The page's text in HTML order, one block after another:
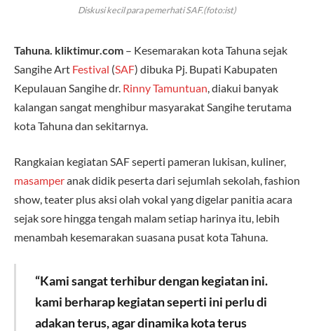
Diskusi kecil para pemerhati SAF.(foto:ist)
Tahuna. kliktimur.com – Kesemarakan kota Tahuna sejak
Sangihe Art Festival (SAF) dibuka Pj. Bupati Kabupaten
Kepulauan Sangihe dr. Rinny Tamuntuan, diakui banyak
kalangan sangat menghibur masyarakat Sangihe terutama
kota Tahuna dan sekitarnya.
Rangkaian kegiatan SAF seperti pameran lukisan, kuliner,
masamperanak didik peserta dari sejumlah sekolah, fashion
show, teater plus aksi olah vokal yang digelar panitia acara
sejak sore hingga tengah malam setiap harinya itu, lebih
menambah kesemarakan suasana pusat kota Tahuna.
“Kami sangat terhibur dengan kegiatan ini.
kami berharap kegiatan seperti ini perlu di
adakan terus, agar dinamika kota terus